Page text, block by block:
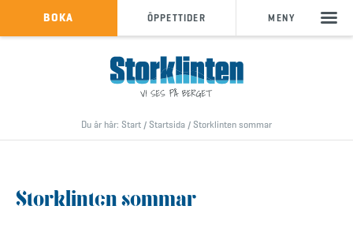
KÖP SKIPASS
info@storklinten.se
•
Telefonbokning : 0928-40 000
ÖPPETTIDER
BOKA MENY
Du är här: Start / Startsida / Storklinten sommar
Storklinten sommar